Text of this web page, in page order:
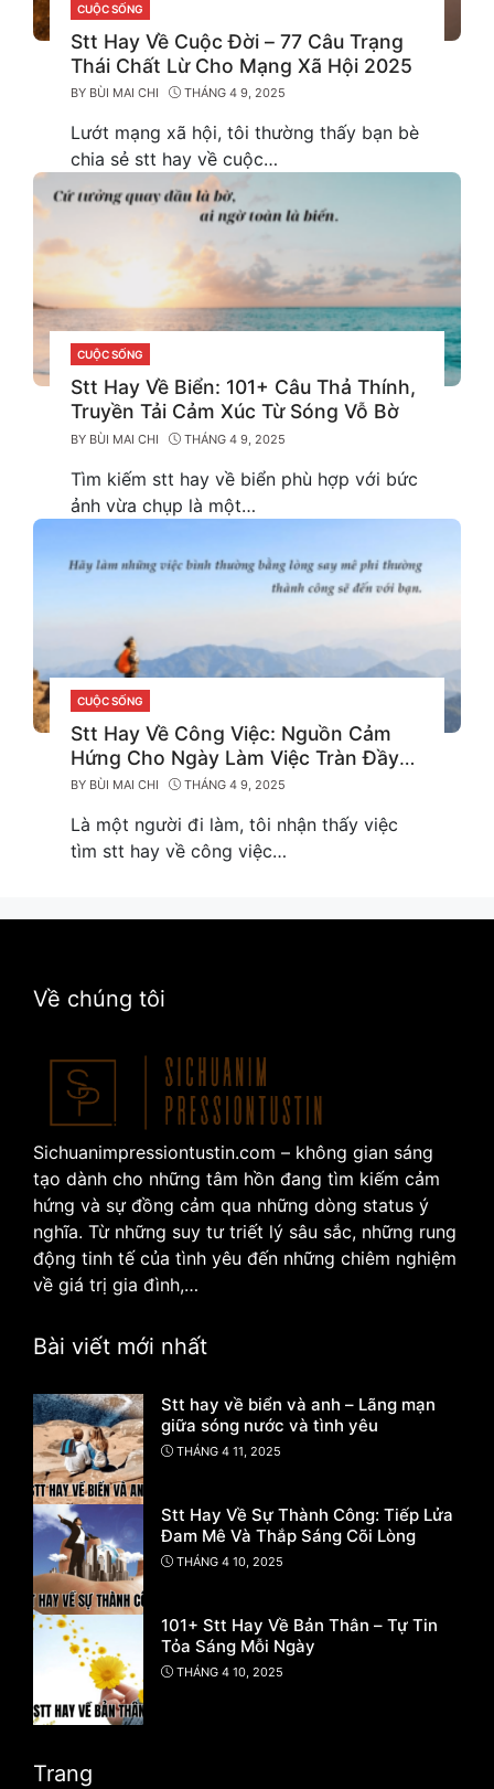
CATEGORIES
CUỘC SỐNG
Stt Hay Về Cuộc Đời – 77 Câu Trạng
Thái Chất Lừ Cho Mạng Xã Hội 2025
BY BÙI MAI CHI THÁNG 4 9, 2025
Lướt mạng xã hội, tôi thường thấy bạn bè
chia sẻ stt hay về cuộc…
CATEGORIES
CUỘC SỐNG
Stt Hay Về Biển: 101+ Câu Thả Thính,
Truyền Tải Cảm Xúc Từ Sóng Vỗ Bờ
BY BÙI MAI CHI THÁNG 4 9, 2025
Tìm kiếm stt hay về biển phù hợp với bức
ảnh vừa chụp là một…
CATEGORIES
CUỘC SỐNG
Stt Hay Về Công Việc: Nguồn Cảm
Hứng Cho Ngày Làm Việc Tràn Đầy
Năng Lượng
BY BÙI MAI CHI THÁNG 4 9, 2025
Là một người đi làm, tôi nhận thấy việc
tìm stt hay về công việc…
Về chúng tôi
Sichuanimpressiontustin.com – không gian sáng
tạo dành cho những tâm hồn đang tìm kiếm cảm
hứng và sự đồng cảm qua những dòng status ý
nghĩa. Từ những suy tư triết lý sâu sắc, những rung
động tinh tế của tình yêu đến những chiêm nghiệm
về giá trị gia đình,…
Bài viết mới nhất
Stt hay về biển và anh – Lãng mạn
giữa sóng nước và tình yêu
THÁNG 4 11, 2025
Stt Hay Về Sự Thành Công: Tiếp Lửa
Đam Mê Và Thắp Sáng Cõi Lòng
THÁNG 4 10, 2025
101+ Stt Hay Về Bản Thân – Tự Tin
Tỏa Sáng Mỗi Ngày
THÁNG 4 10, 2025
Trang